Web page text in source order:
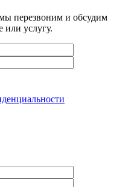
перезвоним и обсудим
или услугу.